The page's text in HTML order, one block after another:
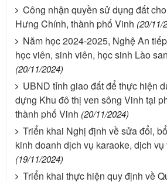
Công nhận quyền sử dụng đất
Hưng Chính, thành phố Vinh (20/11/
Năm học 2024-2025, Nghệ An
học viên, sinh viên, học sinh Lào
(20/11/2024)
UBND tỉnh giao đất để thực hiện
dựng Khu đô thị ven sông Vinh tại
thành phố Vinh (20/11/2024)
Triển khai Nghị định về sửa đổi,
kinh doanh dịch vụ karaoke, dịch vụ
(19/11/2024)
Triển khai thực hiện quy định về